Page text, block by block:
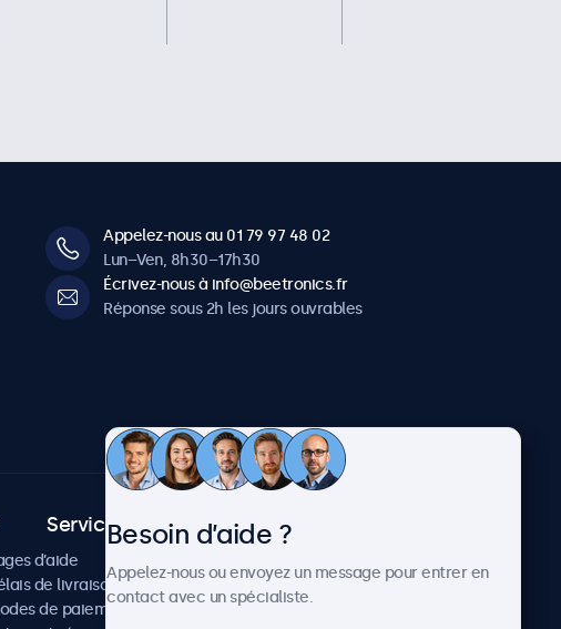
Appelez-nous au 01 79 97 48 02
Lun–Ven, 8h30–17h30
Écrivez-nous à info@beetronics.fr
Réponse sous 2h les jours ouvrables
Service client
d’aide
de livraison
de paiement
Actualités et mises à jour
Besoin d’aide ?
Appelez-nous ou envoyez un message pour entrer en
contact avec un spécialiste.